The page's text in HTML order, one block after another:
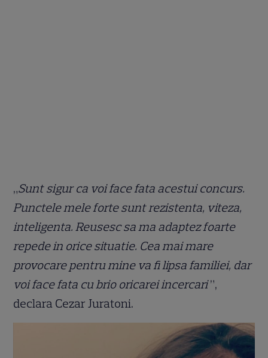
„Sunt sigur ca voi face fata acestui concurs.
Punctele mele forte sunt rezistenta, viteza,
inteligenta. Reusesc sa ma adaptez foarte
repede in orice situatie. Cea mai mare
provocare pentru mine va fi lipsa familiei, dar
voi face fata cu brio oricarei incercari”,
declara Cezar Juratoni.